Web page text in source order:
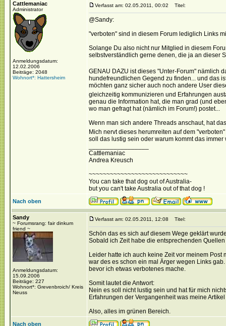
Cattlemaniac
Administrator
Anmeldungsdatum:
12.02.2006
Beiträge: 2048
Wohnort*: Hattersheim
Verfasst am: 02.05.2011, 00:02 Titel:
@Sandy:
"verboten" sind in diesem Forum lediglich Links
Solange Du also nicht nur Mitglied in diesem
selbstverständlich gerne denen, die ja an dieser
GENAU DAZU ist dieses "Unter-Forum" nämlich
hundefreundlichen Gegend zu finden... und das
möchten ganz sicher auch noch andere User
gleichzeitig kommunizieren und Erfahrungen
genau die Information hat, die man grad (und
wo man gefragt hat (nämlich im Forum!) postet...
Wenn man sich andere Threads anschaut, hat
Mich nervt dieses herumreiten auf dem
soll das lustig sein oder warum kommt das immer
Cattlemaniac
Andrea Kreusch
~~~~~~~~~~~~~~~~~~~~~~~~~~~~
You can take that dog out of Australia-
but you can't take Australia out of that dog !
Nach oben
Sandy
~ Forumsrang: fair dinkum
friend ~
Anmeldungsdatum:
15.09.2006
Beiträge: 227
Wohnort*: Grevenbroich/ Kreis
Neuss
Verfasst am: 02.05.2011, 12:08 Titel:
Schön das es sich auf diesem Wege geklärt
Sobald ich Zeit habe die entsprechenden
Leider hatte ich auch keine Zeit vor meinem
war des es schon ein mal Ärger wegen Links
bevor ich etwas verbotenes mache.
Somit lautet die Antwort:
Nein es soll nicht lustig sein und hat für mich
Erfahrungen der Vergangenheit was meine Artikel
Also, alles im grünen Bereich.
Nach oben